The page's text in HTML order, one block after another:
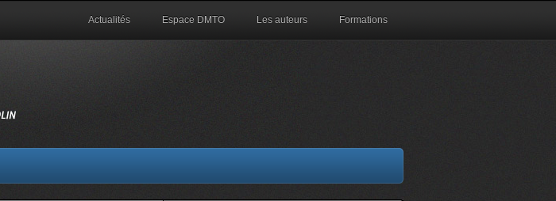
Actualités Espace DMTO Les auteurs Formations